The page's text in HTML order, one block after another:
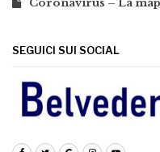
Coronavirus – La
SEGUICI SUI SOCIAL